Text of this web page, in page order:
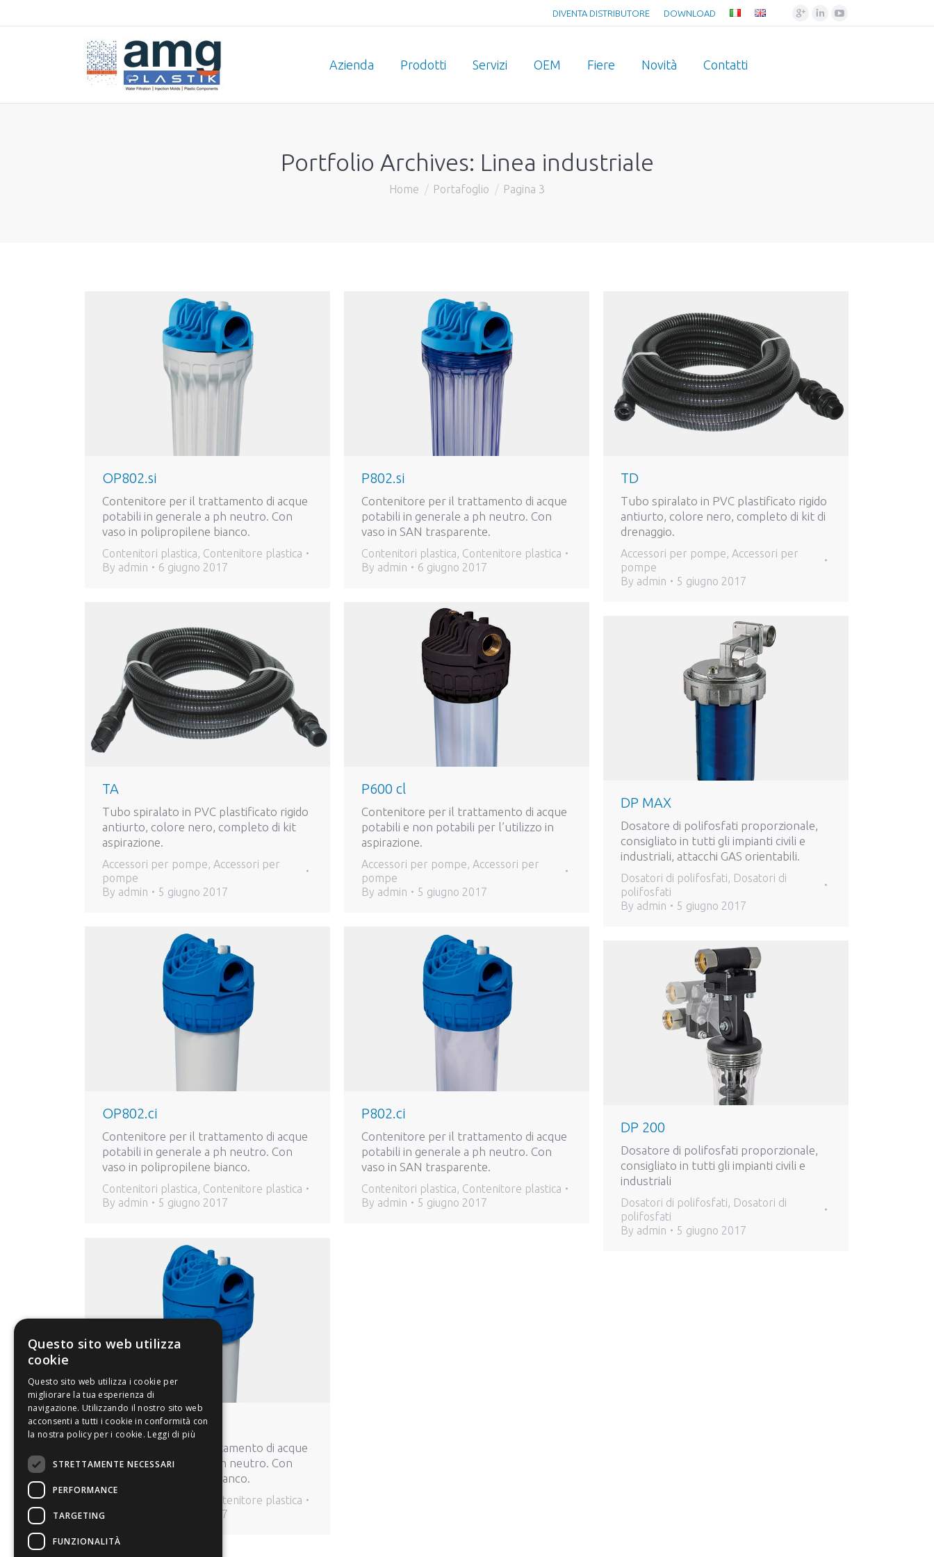
DIVENTA DISTRIBUTORE DOWNLOAD Google+
LinkedinYouTube
Azienda Prodotti Servizi OEM Fiere Novità Contatti
Portfolio Archives: Linea industriale
Home Portafoglio Pagina 3
OP802.si
Contenitore per il trattamento di acque
potabili in generale a ph neutro. Con
vaso in polipropilene bianco.
Contenitori plastica, Contenitore plastica
By admin 6 giugno 2017
P802.si
Contenitore per il trattamento di acque
potabili in generale a ph neutro. Con
vaso in SAN trasparente.
Contenitori plastica, Contenitore plastica
By admin 6 giugno 2017
TD
Tubo spiralato in PVC plastificato rigido
antiurto, colore nero, completo di kit di
drenaggio.
Accessori per pompe, Accessori per
pompe
By admin 5 giugno 2017
TA
Tubo spiralato in PVC plastificato rigido
antiurto, colore nero, completo di kit
aspirazione.
Accessori per pompe, Accessori per
pompe
By admin 5 giugno 2017
P600 cl
Contenitore per il trattamento di acque
potabili e non potabili per l’utilizzo in
aspirazione.
Accessori per pompe, Accessori per
pompe
By admin 5 giugno 2017
DP MAX
Dosatore di polifosfati proporzionale,
consigliato in tutti gli impianti civili e
industriali, attacchi GAS orientabili.
Dosatori di polifosfati, Dosatori di
polifosfati
By admin 5 giugno 2017
OP802.ci
Contenitore per il trattamento di acque
potabili in generale a ph neutro. Con
vaso in polipropilene bianco.
Contenitori plastica, Contenitore plastica
By admin 5 giugno 2017
P802.ci
Contenitore per il trattamento di acque
potabili in generale a ph neutro. Con
vaso in SAN trasparente.
Contenitori plastica, Contenitore plastica
By admin 5 giugno 2017
DP 200
Dosatore di polifosfati proporzionale,
consigliato in tutti gli impianti civili e
industriali
Dosatori di polifosfati, Dosatori di
polifosfati
By admin 5 giugno 2017
OP703.si
Contenitore per il trattamento di acque
potabili in generale a ph neutro. Con
vaso in polipropilene bianco.
Contenitore plastica
By
5 giugno 2017
Questo sito web utilizza
cookie
Questo sito web utilizza i cookie per
migliorare la tua esperienza di
navigazione. Utilizzando il nostro sito web
acconsenti a tutti i cookie in conformità con
la nostra policy per i cookie. Leggi di più
STRETTAMENTE NECESSARI
PERFORMANCE
TARGETING
FUNZIONALITÀ